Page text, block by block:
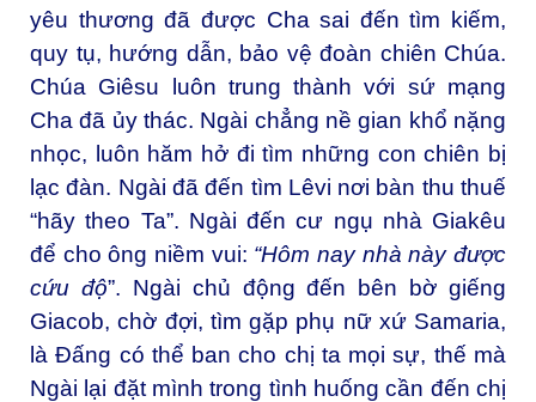
yêu thương đã được Cha sai đến tìm kiếm,
quy tụ, hướng dẫn, bảo vệ đoàn chiên Chúa.
Chúa Giêsu luôn trung thành với sứ mạng
Cha đã ủy thác. Ngài chẳng nề gian khổ nặng
nhọc, luôn hăm hở đi tìm những con chiên bị
lạc đàn. Ngài đã đến tìm Lêvi nơi bàn thu thuế
“hãy theo Ta”. Ngài đến cư ngụ nhà Giakêu
để cho ông niềm vui: “Hôm nay nhà này được
cứu độ”. Ngài chủ động đến bên bờ giếng
Giacob, chờ đợi, tìm gặp phụ nữ xứ Samaria,
là Đấng có thể ban cho chị ta mọi sự, thế mà
Ngài lại đặt mình trong tình huống cần đến chị